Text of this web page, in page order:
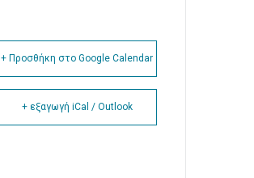
+ Προσθήκη στο Google Calendar
+ εξαγωγή iCal / Outlook